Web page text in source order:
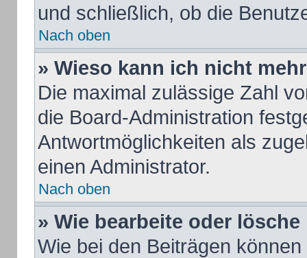
und schließlich, ob die
Nach oben
» Wieso kann ich nicht
Die maximal zulässige Zahl
die Board-Administration
Antwortmöglichkeiten als
einen Administrator.
Nach oben
» Wie bearbeite oder
Wie bei den Beiträgen